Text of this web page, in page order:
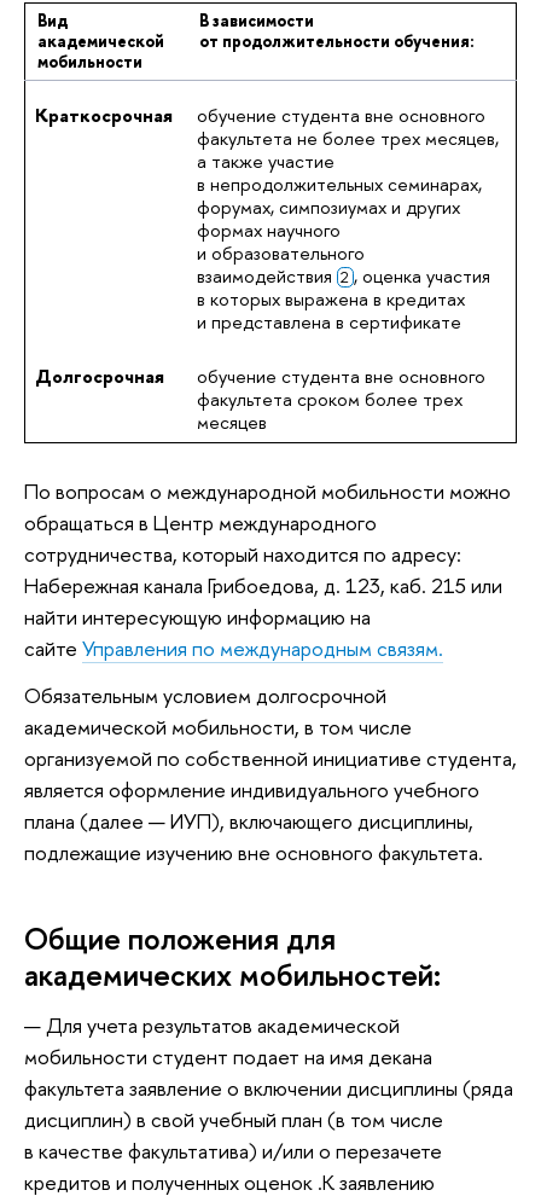
Вид
академической
мобильности
В зависимости
от продолжительности обучения:
Краткосрочная
обучение студента вне основного
факультета не более трех месяцев,
а также участие
в непродолжительных семинарах,
форумах, симпозиумах и других
формах научного
и образовательного
взаимодействия 2, оценка участия
в которых выражена в кредитах
и представлена в сертификате
Долгосрочная
обучение студента вне основного
факультета сроком более трех
месяцев
По вопросам о международной мобильности можно
обращаться в Центр международного
сотрудничества, который находится по адресу:
Набережная канала Грибоедова, д. 123, каб. 215 или
найти интересующую информацию на
сайте Управления по международным связям.
Обязательным условием долгосрочной
академической мобильности, в том числе
организуемой по собственной инициативе студента,
является оформление индивидуального учебного
плана (далее — ИУП), включающего дисциплины,
подлежащие изучению вне основного факультета.
Общие положения для
академических мобильностей:
Для учета результатов академической
мобильности студент подает на имя декана
факультета заявление о включении дисциплины (ряда
дисциплин) в свой учебный план (в том числе
в качестве факультатива) и/или о перезачете
кредитов и полученных оценок .К заявлению